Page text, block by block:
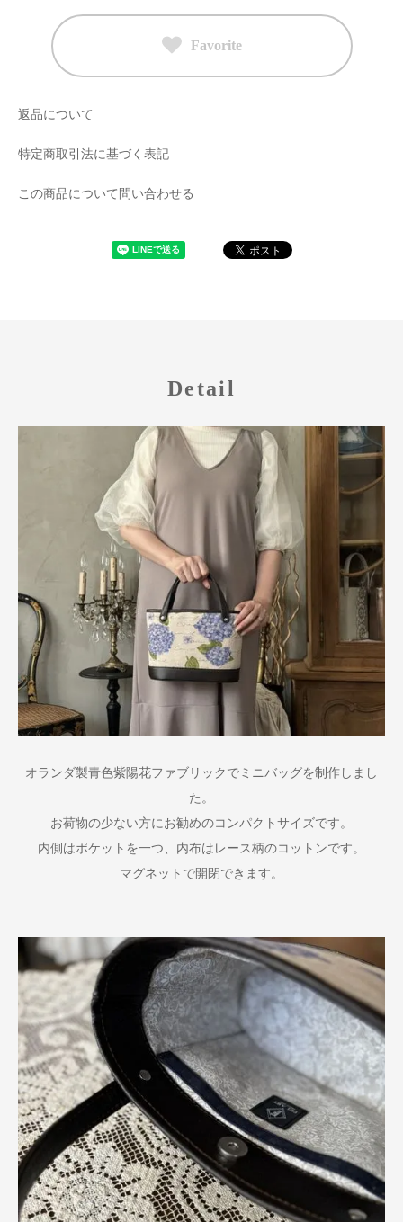
Favorite
返品について
特定商取引法に基づく表記
この商品について問い合わせる
Detail
オランダ製青色紫陽花ファブリックでミニバッグを制作しまし
た。
お荷物の少ない方にお勧めのコンパクトサイズです。
内側はポケットを一つ、内布はレース柄のコットンです。
マグネットで開閉できます。